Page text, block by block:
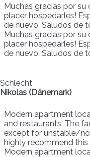
Muchas gracias por
placer hospedarles!
de nuevo. Saludos de
Muchas gracias por
placer hospedarles!
de nuevo. Saludos de
Schlecht
Nikolas (Dänemark)
Modern apartment
and restaurants. The
except for unstable/
highly recommend this
Modern apartment